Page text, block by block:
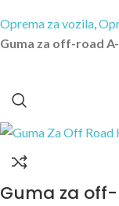
Oprema za vozila,
Guma za off-road
Guma za off-